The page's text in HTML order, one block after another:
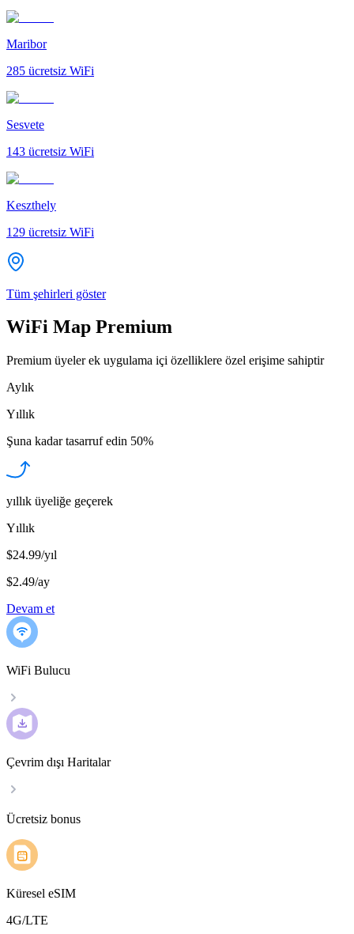
Maribor
285 ücretsiz WiFi
Sesvete
143 ücretsiz WiFi
Keszthely
129 ücretsiz WiFi
Tüm şehirleri göster
WiFi Map Premium
Premium üyeler ek uygulama içi özelliklere özel erişime sahiptir
Aylık
Yıllık
Şuna kadar tasarruf edin 50%
yıllık üyeliğe geçerek
Yıllık
$24.99/yıl
$2.49/ay
Devam et
WiFi Bulucu
Çevrim dışı Haritalar
Ücretsiz bonus
Küresel eSIM
4G/LTE